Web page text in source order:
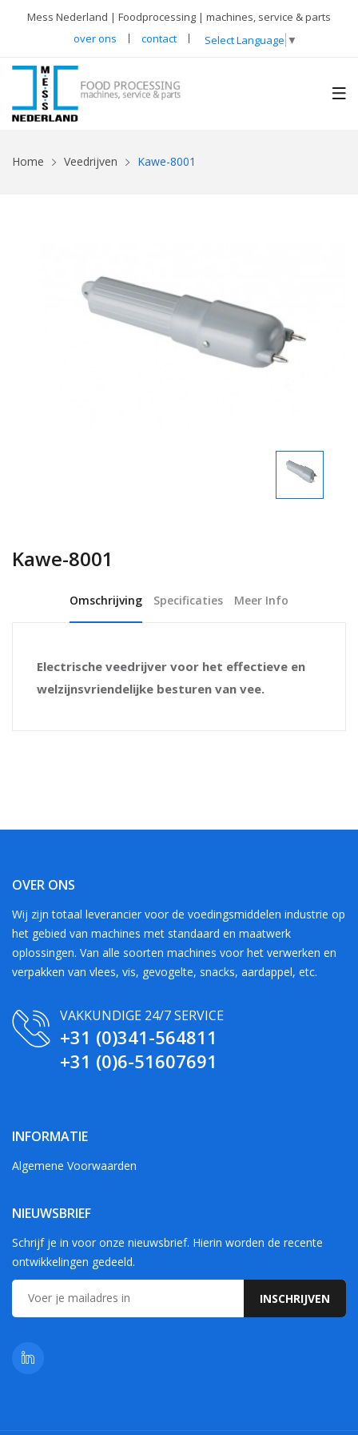
Mess Nederland | Foodprocessing | machines, service & parts
over ons
contact Select Language ▼
Home Veedrijven Kawe-8001
Kawe-8001
Omschrijving Specificaties Meer Info
Electrische veedrijver voor het effectieve en
welzijnsvriendelijke besturen van vee.
OVER ONS
Wij zijn totaal leverancier voor de voedingsmiddelen industrie op
het gebied van machines met standaard en maatwerk
oplossingen. Van alle soorten machines voor het verwerken en
verpakken van vlees, vis, gevogelte, snacks, aardappel, etc.
VAKKUNDIGE 24/7 SERVICE
+31 (0)341-564811
+31 (0)6-51607691
INFORMATIE
Algemene Voorwaarden
NIEUWSBRIEF
Schrijf je in voor onze nieuwsbrief. Hierin worden de recente
ontwikkelingen gedeeld.